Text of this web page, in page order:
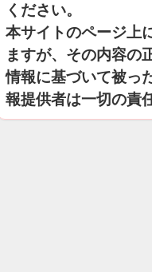
ください。
本サイトのページ上
ますが、その内容の
情報に基づいて被っ
報提供者は一切の責